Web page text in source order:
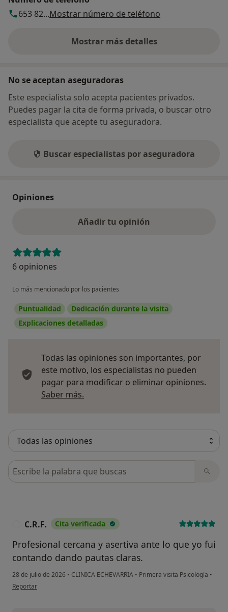
653 82...Mostrar número de teléfono
Mostrar más detalles
sobre la dirección
No se aceptan aseguradoras
Este especialista solo acepta pacientes privados.
Puedes pagar la cita de forma privada, o buscar otro
especialista que acepte tu aseguradora.
Buscar especialistas por aseguradora
Opiniones
Añadir tu opinión
6 opiniones
Lo más mencionado por los pacientes
Puntualidad
Dedicación durante la visita
Explicaciones detalladas
Todas las opiniones son importantes, por
este motivo, los especialistas no pueden
pagar para modificar o eliminar opiniones.
Saber más.
Busca en opiniones
C.R.F. Cita verificada
Profesional cercana y asertiva ante lo que yo fui
contando dando pautas claras.
28 de julio de 2026 • CLINICA ECHEVARRIA • Primera visita Psicología •
en opinión del usuario C.R.F.
Reportar